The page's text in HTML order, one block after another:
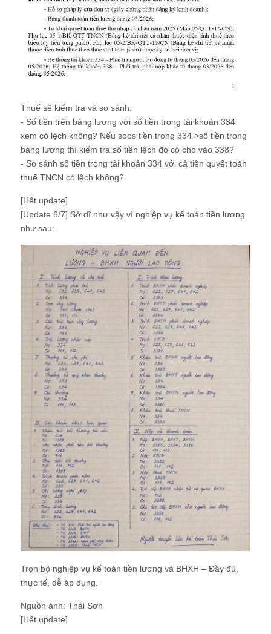
Thuế sẽ kiểm tra và so sánh:
- Số tiền trên bảng lương với số tiền trong tài khoản 334
xem có lệch không? Nếu soos tiền trong 334 >số tiền trong
bảng lương thì kiểm tra số tiền lệch đó có cho vào 338?
- So sánh số tiền trong tài khoản 334 với cả tiền quyết toán
thuế TNCN có lệch không?
[Hết update]
[Update 6/7] Sở dĩ như vậy vì nghiệp vụ kế toán tiền lương
như sau:
Trọn bộ nghiệp vụ kế toán tiền lương và BHXH – Đầy đủ,
thực tế, dễ áp dụng.
Nguồn ảnh: Thái Sơn
[Hết update]